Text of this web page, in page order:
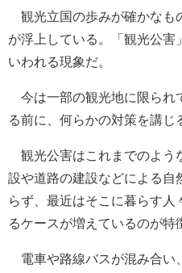
観光立国の歩みが確かなも
が浮上している。「観光公害
いわれる現象だ。
今は一部の観光地に限られ
る前に、何らかの対策を講じ
観光公害はこれまでのよう
設や道路の建設などによる自
らず、最近はそこに暮らす
るケースが増えているのが特
電車や路線バスが混み合い